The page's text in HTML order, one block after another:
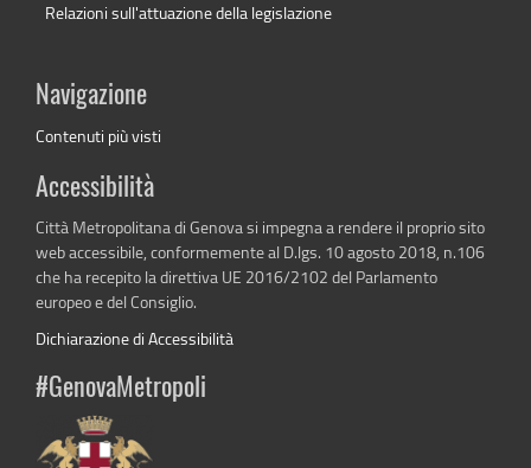
Relazioni sull'attuazione della legislazione
Navigazione
Contenuti più visti
Accessibilità
Città Metropolitana di Genova si impegna a rendere il proprio sito
web accessibile, conformemente al D.lgs. 10 agosto 2018, n.106
che ha recepito la direttiva UE 2016/2102 del Parlamento
europeo e del Consiglio.
Dichiarazione di Accessibilità
#GenovaMetropoli